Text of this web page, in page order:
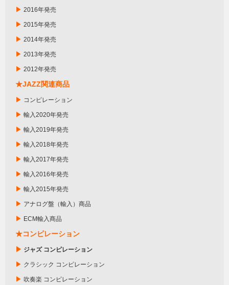
▶ 2016年発売
▶ 2015年発売
▶ 2014年発売
▶ 2013年発売
▶ 2012年発売
★JAZZ関連商品
▶ コンピレーション
▶ 輸入2020年発売
▶ 輸入2019年発売
▶ 輸入2018年発売
▶ 輸入2017年発売
▶ 輸入2016年発売
▶ 輸入2015年発売
▶ アナログ盤（輸入）商品
▶ ECM輸入商品
★コンピレーション
▶ ジャズ コンピレーション
▶ クラシック コンピレーション
▶ 吹奏楽 コンピレーション